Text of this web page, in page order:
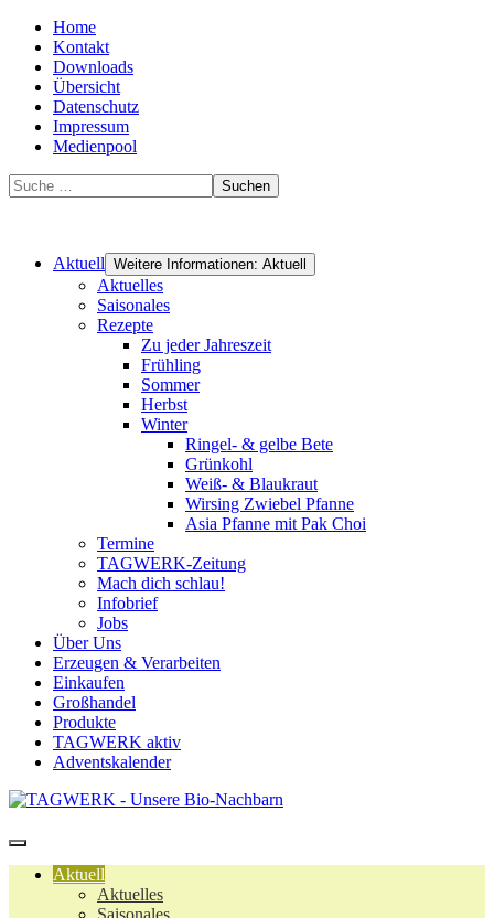
Home
Kontakt
Downloads
Übersicht
Datenschutz
Impressum
Medienpool
Suchen
Aktuell Weitere Informationen: Aktuell
Aktuelles
Saisonales
Rezepte
Zu jeder Jahreszeit
Frühling
Sommer
Herbst
Winter
Ringel- & gelbe Bete
Grünkohl
Weiß- & Blaukraut
Wirsing Zwiebel Pfanne
Asia Pfanne mit Pak Choi
Termine
TAGWERK-Zeitung
Mach dich schlau!
Infobrief
Jobs
Über Uns
Erzeugen & Verarbeiten
Einkaufen
Großhandel
Produkte
TAGWERK aktiv
Adventskalender
Aktuell
Aktuelles
Saisonales